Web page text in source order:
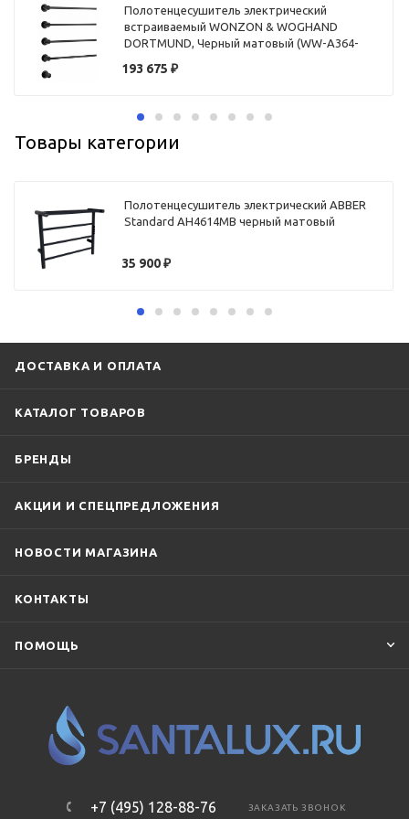
Полотенцесушитель электрический
встраиваемый WONZON & WOGHAND
DORTMUND, Черный матовый (WW-A364-
193 675 ₽
Товары категории
Полотенцесушитель электрический ABBER
Standard AH4614MB черный матовый
35 900₽
ДОСТАВКА И ОПЛАТА
КАТАЛОГ ТОВАРОВ
БРЕНДЫ
АКЦИИ И СПЕЦПРЕДЛОЖЕНИЯ
НОВОСТИ МАГАЗИНА
КОНТАКТЫ
ПОМОЩЬ
+7 (495) 128-88-76 ЗАКАЗАТЬ ЗВОНОК